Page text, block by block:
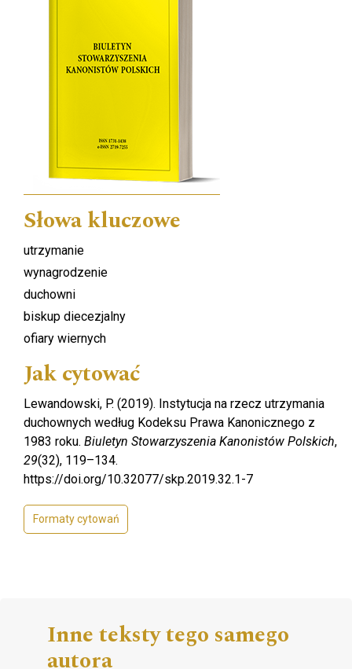
Słowa kluczowe
utrzymanie
wynagrodzenie
duchowni
biskup diecezjalny
ofiary wiernych
Jak cytować
Lewandowski, P. (2019). Instytucja na rzecz utrzymania
duchownych według Kodeksu Prawa Kanonicznego z
1983 roku. Biuletyn Stowarzyszenia Kanonistów Polskich,
29(32), 119–134.
https://doi.org/10.32077/skp.2019.32.1-7
Formaty cytowań
Inne teksty tego samego
autora